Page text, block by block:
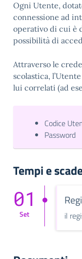
Ogni Utente,
connessione ad
operativo di cui è
possibilità di
Attraverso le
scolastica,
lui correlati (ad
Codice
Password
Tempi e
01
Set il